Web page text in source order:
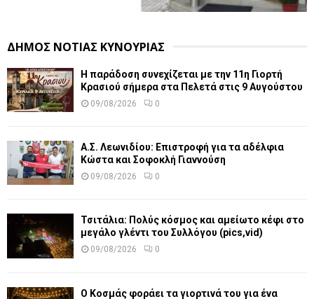
ΔΗΜΟΣ ΝΟΤΙΑΣ ΚΥΝΟΥΡΙΑΣ
Η παράδοση συνεχίζεται με την 11η Γιορτή
Κρασιού σήμερα στα Πελετά στις 9 Αυγούστου
09/08/2026 0
Α.Σ. Λεωνιδίου: Επιστροφή για τα αδέλφια
Κώστα και Σοφοκλή Γιαννούση
09/08/2026 0
Τσιτάλια: Πολύς κόσμος και αμείωτο κέφι στο
μεγάλο γλέντι του Συλλόγου (pics,vid)
09/08/2026 0
Ο Κοσμάς φοράει τα γιορτινά του για ένα